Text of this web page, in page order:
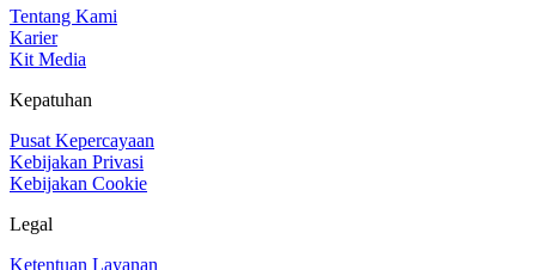
Tentang Kami
Karier
Kit Media
Kepatuhan
Pusat Kepercayaan
Kebijakan Privasi
Kebijakan Cookie
Legal
Ketentuan Layanan